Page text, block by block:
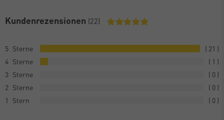
Kundenrezensionen (22)
5
21
4
1
3
0
2
0
1
0